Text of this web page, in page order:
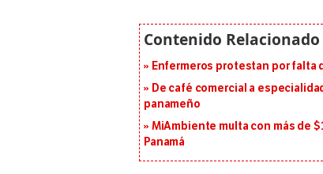
Enfermeros protestan por falta
De café comercial a
panameño
MiAmbiente multa con más de
Panamá